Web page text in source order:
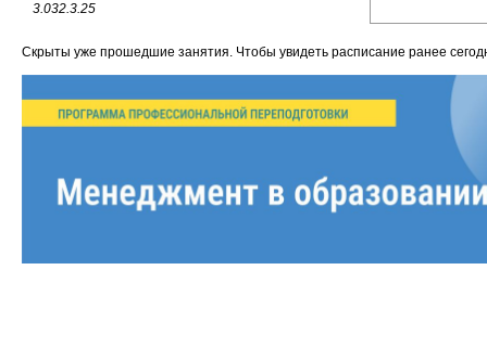
3.032.3.25
Скрыты уже прошедшие занятия. Чтобы увидеть расписание ранее